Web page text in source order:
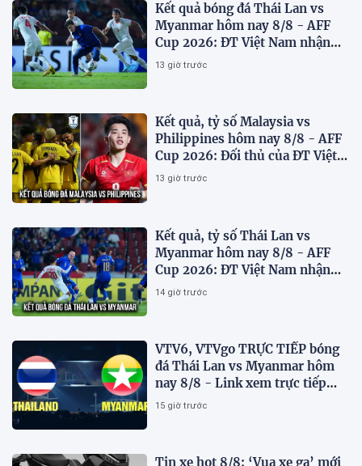
Kết quả bóng đá Thái Lan vs
Myanmar hôm nay 8/8 - AFF
Cup 2026: ĐT Việt Nam nhận
'chiến thư'
13 giờ trước
Kết quả, tỷ số Malaysia vs
Philippines hôm nay 8/8 - AFF
Cup 2026: Đối thủ của ĐT Việt
Nam lộ diện
13 giờ trước
Kết quả, tỷ số Thái Lan vs
Myanmar hôm nay 8/8 - AFF
Cup 2026: ĐT Việt Nam nhận
tin vui
14 giờ trước
VTV6, VTVgo TRỰC TIẾP bóng
đá Thái Lan vs Myanmar hôm
nay 8/8 - Link xem trực tiếp
AFF Cup 2026 mới nhất
15 giờ trước
Tin xe hot 8/8: ‘Vua xe ga’ mới